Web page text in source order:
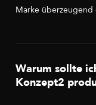
Marke überzeugend
Warum sollte
Konzept2